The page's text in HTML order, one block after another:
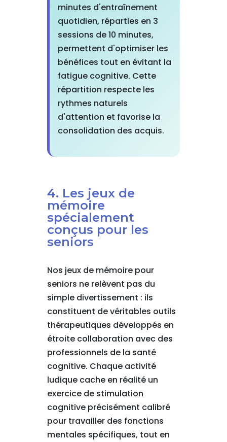
minutes d'entraînement
quotidien, réparties en 3
sessions de 10 minutes,
permettent d'optimiser les
bénéfices tout en évitant la
fatigue cognitive. Cette
répartition respecte les
rythmes naturels
d'attention et favorise la
consolidation des acquis.
4. Les jeux de
mémoire
spécialement
conçus pour les
seniors
Nos jeux de mémoire pour
seniors ne relèvent pas du
simple divertissement : ils
constituent de véritables outils
thérapeutiques développés en
étroite collaboration avec des
professionnels de la santé
cognitive. Chaque activité
ludique cache en réalité un
exercice de stimulation
cognitive précisément calibré
pour travailler des fonctions
mentales spécifiques, tout en